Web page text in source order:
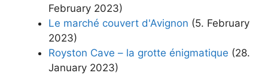
February 2023)
Le marché couvert d'Avignon (5. February
2023)
Royston Cave – la grotte énigmatique (28.
January 2023)